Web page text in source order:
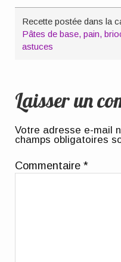
Recette postée dans la
Pâtes de base, pain,
astuces
Laisser un
Votre adresse e-mail
champs obligatoires
Commentaire*